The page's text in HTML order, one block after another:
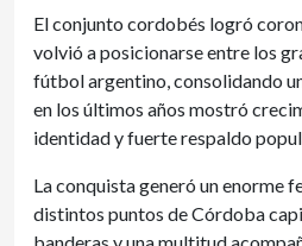
El conjunto cordobés logró
volvió a posicionarse entre los
fútbol argentino, consolidando
en los últimos años mostró
identidad y fuerte respaldo
La conquista generó un enorme
distintos puntos de Córdoba